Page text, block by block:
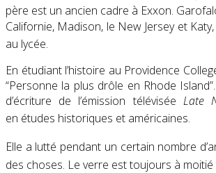
père est un ancien cadre à Exxon.
Californie, Madison, le New Jersey et
au lycée.
En étudiant l’histoire au Providence
“Personne la plus drôle en Rhode
d’écriture de l’émission télévisée Late
en études historiques et américaines.
Elle a lutté pendant un certain nombre
des choses. Le verre est toujours à moitié